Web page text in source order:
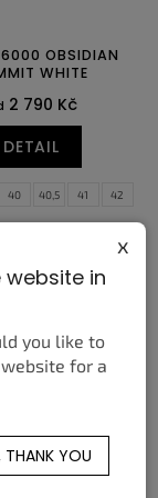
OBSIDIAN
WHITE
2 790 Kč
DETAIL
40 40,5 41
42
44 44,5 45
45,5
LOW CHENILLE
SAIL GRAND
in
x
you like to
for a
THANK YOU